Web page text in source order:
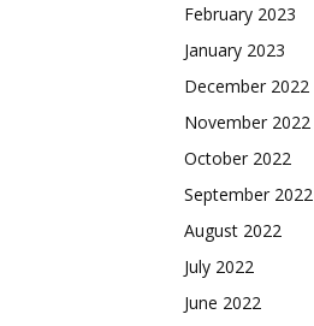
February 2023
January 2023
December 2022
November 2022
October 2022
September 2022
August 2022
July 2022
June 2022